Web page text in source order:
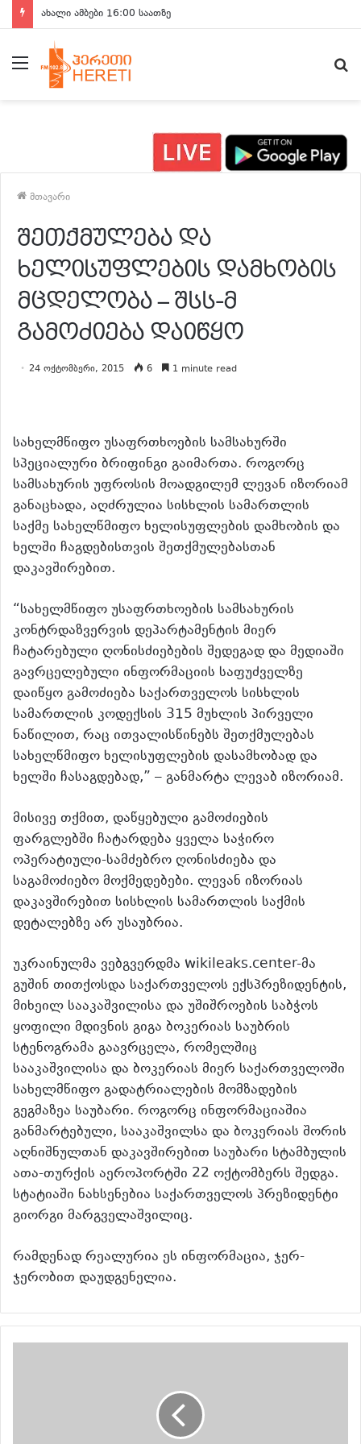
ახალი ამბები 15:00 საათზე
მენიუ
მთავარი
შეთქმულება და
ხელისუფლების დამხობის
მცდელობა – შსს-მ
გამოძიება დაიწყო
24 ოქტომბერი, 2015 6 1 minute read
სახელმწიფო უსაფრთხოების სამსახურში
სპეციალური ბრიფინგი გაიმართა. როგორც
სამსახურის უფროსის მოადგილემ ლევან იზორიამ
განაცხადა, აღძრულია სისხლის სამართლის
საქმე სახელწმიფო ხელისუფლების დამხობის და
ხელში ჩაგდებისთვის შეთქმულებასთან
დაკავშირებით.
“სახელმწიფო უსაფრთხოების სამსახურის
კონტრდაზვერვის დეპარტამენტის მიერ
ჩატარებული ღონისძიებების შედეგად და მედიაში
გავრცელებული ინფორმაციის საფუძველზე
დაიწყო გამოძიება საქართველოს სისხლის
სამართლის კოდექსის 315 მუხლის პირველი
ნაწილით, რაც ითვალისწინებს შეთქმულებას
სახელწმიფო ხელისუფლების დასამხობად და
ხელში ჩასაგდებად,” – განმარტა ლევაბ იზორიამ.
მისივე თქმით, დაწყებული გამოძიების
ფარგლებში ჩატარდება ყველა საჭირო
ოპერატიული-სამძებრო ღონისძიება და
საგამოძიებო მოქმედებები. ლევან იზორიას
დაკავშირებით სისხლის სამართლის საქმის
დეტალებზე არ უსაუბრია.
უკრაინულმა ვებგვერდმა wikileaks.center-მა
გუშინ თითქოსდა საქართველოს ექსპრეზიდენტის,
მიხეილ სააკაშვილისა და უშიშროების საბჭოს
ყოფილი მდივნის გიგა ბოკერიას საუბრის
სტენოგრამა გაავრცელა, რომელშიც
სააკაშვილისა და ბოკერიას მიერ საქართველოში
სახელმწიფო გადატრიალების მომზადების
გეგმაზეა საუბარი. როგორც ინფორმაციაშია
განმარტებული, სააკაშვილსა და ბოკერიას შორის
აღნიშნულთან დაკავშირებით საუბარი სტამბულის
ათა-თურქის აეროპორტში 22 ოქტომბერს შედგა.
სტატიაში ნახსენებია საქართველოს პრეზიდენტი
გიორგი მარგველაშვილიც.
რამდენად რეალურია ეს ინფორმაცია, ჯერ-
ჯერობით დაუდგენელია.